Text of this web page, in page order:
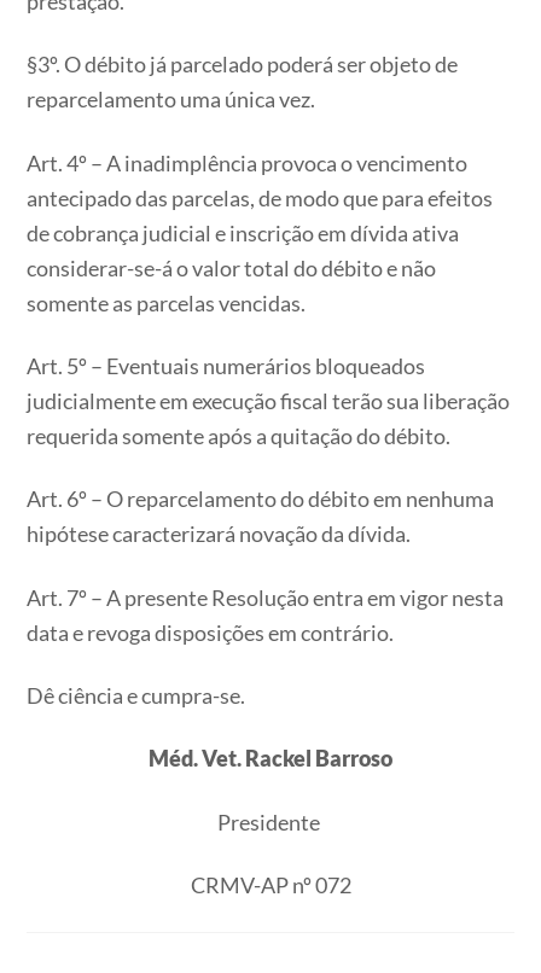
§3º. O débito já parcelado poderá ser objeto de
reparcelamento uma única vez.
Art. 4º – A inadimplência provoca o vencimento
antecipado das parcelas, de modo que para efeitos
de cobrança judicial e inscrição em dívida ativa
considerar-se-á o valor total do débito e não
somente as parcelas vencidas.
Art. 5º – Eventuais numerários bloqueados
judicialmente em execução fiscal terão sua liberação
requerida somente após a quitação do débito.
Art. 6º – O reparcelamento do débito em nenhuma
hipótese caracterizará novação da dívida.
Art. 7º – A presente Resolução entra em vigor nesta
data e revoga disposições em contrário.
Dê ciência e cumpra-se.
Méd. Vet. Rackel Barroso
Presidente
CRMV-AP nº 072